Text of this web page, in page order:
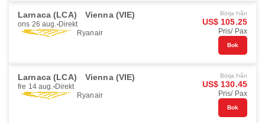
Larnaca (LCA) Vienna (VIE)
ons 26 aug. Direkt
Ryanair
Börja från
US$ 105.25
Pris/ Pax
Bok
Larnaca (LCA) Vienna (VIE)
fre 14 aug. Direkt
Ryanair
Börja från
US$ 130.45
Pris/ Pax
Bok